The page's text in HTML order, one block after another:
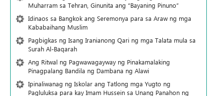
Muharram sa Tehran, Ginunita ang “Bayaning Pinuno”
Idinaos sa Bangkok ang Seremonya para sa Araw ng mga
Kababaihang Muslim
Pagbigkas ng Isang Iranianong Qari ng mga Talata mula sa
Surah Al-Baqarah
Ang Ritwal ng Pagwawagayway ng Pinakamalaking
Pinagpalang Bandila ng Dambana ng Alawi
Ipinaliwanag ng Iskolar ang Tatlong mga Yugto ng
Pagluluksa para kay Imam Hussein sa Unang Panahon ng